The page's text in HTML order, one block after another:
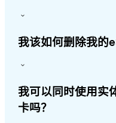
我该如何删除我的
我可以同时使用实
卡吗？